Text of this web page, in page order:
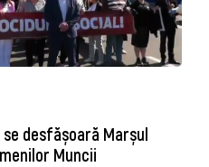
se desfășoară Marșul
Muncii